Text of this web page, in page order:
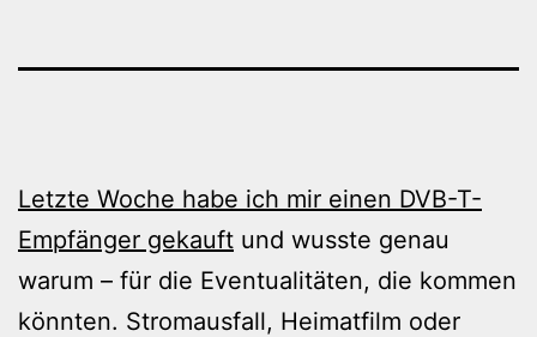
Letzte Woche habe ich mir einen DVB-T-
Empfänger gekauft und wusste genau
warum – für die Eventualitäten, die kommen
könnten. Stromausfall, Heimatfilm oder